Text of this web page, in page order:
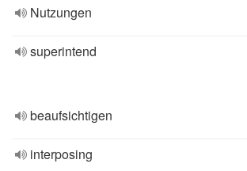
Nutzungen
superintend
beaufsichtigen
interposing